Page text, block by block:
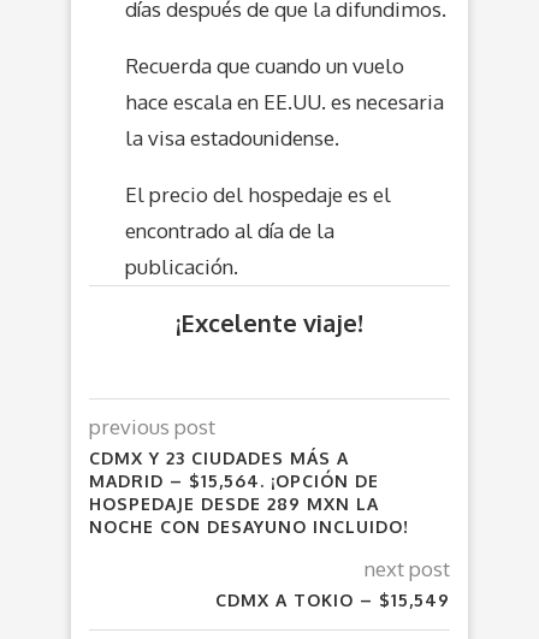
días después de que la difundimos.
Recuerda que cuando un vuelo
hace escala en EE.UU. es necesaria
la visa estadounidense.
El precio del hospedaje es el
encontrado al día de la
publicación.
¡Excelente viaje!
previous post
CDMX Y 23 CIUDADES MÁS A
MADRID – $15,564. ¡OPCIÓN DE
HOSPEDAJE DESDE 289 MXN LA
NOCHE CON DESAYUNO INCLUIDO!
next post
CDMX A TOKIO – $15,549